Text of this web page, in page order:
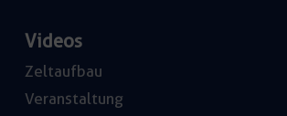
Videos
Zeltaufbau
Veranstaltung